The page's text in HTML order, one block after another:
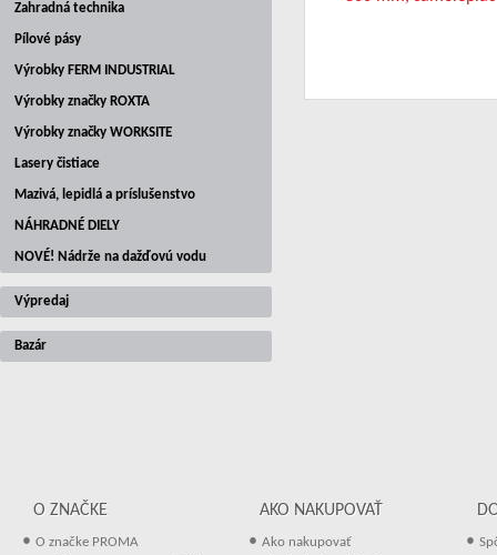
Zahradná technika
Pílové pásy
Výrobky FERM INDUSTRIAL
Výrobky značky ROXTA
Výrobky značky WORKSITE
Lasery čistiace
Mazivá, lepidlá a príslušenstvo
NÁHRADNÉ DIELY
NOVÉ! Nádrže na dažďovú vodu
Výpredaj
Bazár
O ZNAČKE
• O značke PROMA
AKO NAKUPOVAŤ
• Ako nakupovať
•